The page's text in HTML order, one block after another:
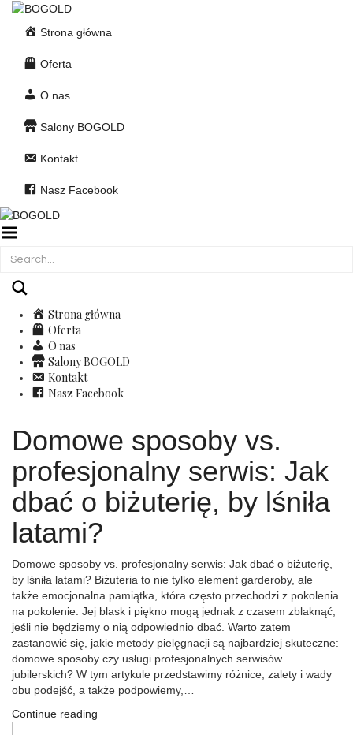
Strona główna
Oferta
O nas
Salony BOGOLD
Kontakt
Nasz Facebook
Strona główna
Oferta
O nas
Salony BOGOLD
Kontakt
Nasz Facebook
Domowe sposoby vs.
profesjonalny serwis: Jak
dbać o biżuterię, by lśniła
latami?
Domowe sposoby vs. profesjonalny serwis: Jak dbać o biżuterię,
by lśniła latami? Biżuteria to nie tylko element garderoby, ale
także emocjonalna pamiątka, która często przechodzi z pokolenia
na pokolenie. Jej blask i piękno mogą jednak z czasem zblaknąć,
jeśli nie będziemy o nią odpowiednio dbać. Warto zatem
zastanowić się, jakie metody pielęgnacji są najbardziej skuteczne:
domowe sposoby czy usługi profesjonalnych serwisów
jubilerskich? W tym artykule przedstawimy różnice, zalety i wady
obu podejść, a także podpowiemy,…
Continue reading